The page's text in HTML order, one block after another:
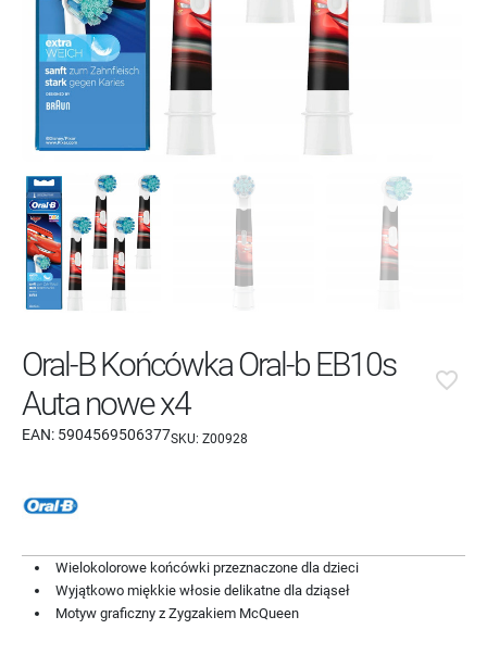
Oral-B Końcówka Oral-b EB10s
Auta nowe x4
EAN: 5904569506377SKU: Z00928
favorite_border
Wielokolorowe końcówki przeznaczone dla dzieci
Wyjątkowo miękkie włosie delikatne dla dziąseł
Motyw graficzny z Zygzakiem McQueen